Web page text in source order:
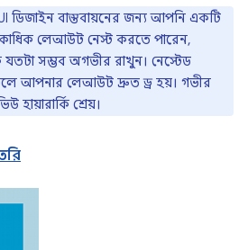
ডিজাইন বাস্তবায়নের জন্য আপনি একটি
লেআউট নেস্ট করতে পারেন,
সম্ভব অগভীর রাখুন। নেস্টেড
আপনার লেআউট দ্রুত ড্র হয়। গভীর
হায়ারার্কি শ্রেয়।